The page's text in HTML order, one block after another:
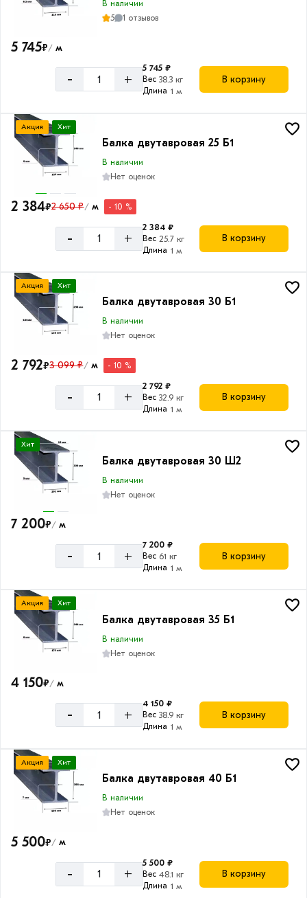
В наличии
5
1 отзывов
5 745₽/ м
- +
5 745 ₽
Вес 38.3 кг
Длина 1 м
В корзину
Акция Хит
Балка двутавровая 25 Б1
В наличии
Нет оценок
2 384₽2 650 ₽/ м - 10 %
- +
2 384 ₽
Вес 25.7 кг
Длина 1 м
В корзину
Акция Хит
Балка двутавровая 30 Б1
В наличии
Нет оценок
2 792₽3 099 ₽/ м - 10 %
- +
2 792 ₽
Вес 32.9 кг
Длина 1 м
В корзину
Хит
Балка двутавровая 30 Ш2
В наличии
Нет оценок
7 200₽/ м
- +
7 200 ₽
Вес 61 кг
Длина 1 м
В корзину
Акция Хит
Балка двутавровая 35 Б1
В наличии
Нет оценок
4 150₽/ м
- +
4 150 ₽
Вес 38.9 кг
Длина 1 м
В корзину
Акция Хит
Балка двутавровая 40 Б1
В наличии
Нет оценок
5 500₽/ м
- +
5 500 ₽
Вес 48.1 кг
Длина 1 м
В корзину